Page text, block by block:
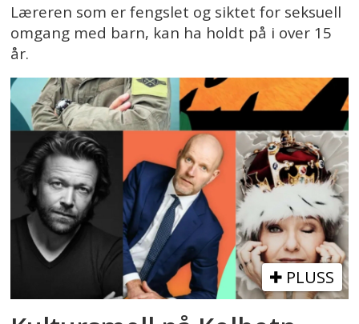
Læreren som er fengslet og siktet for seksuell
omgang med barn, kan ha holdt på i over 15
år.
PLUSS